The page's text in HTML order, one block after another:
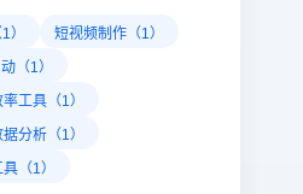
短视频制作（1）
（1）
工具（1）
分析（1）
（1）